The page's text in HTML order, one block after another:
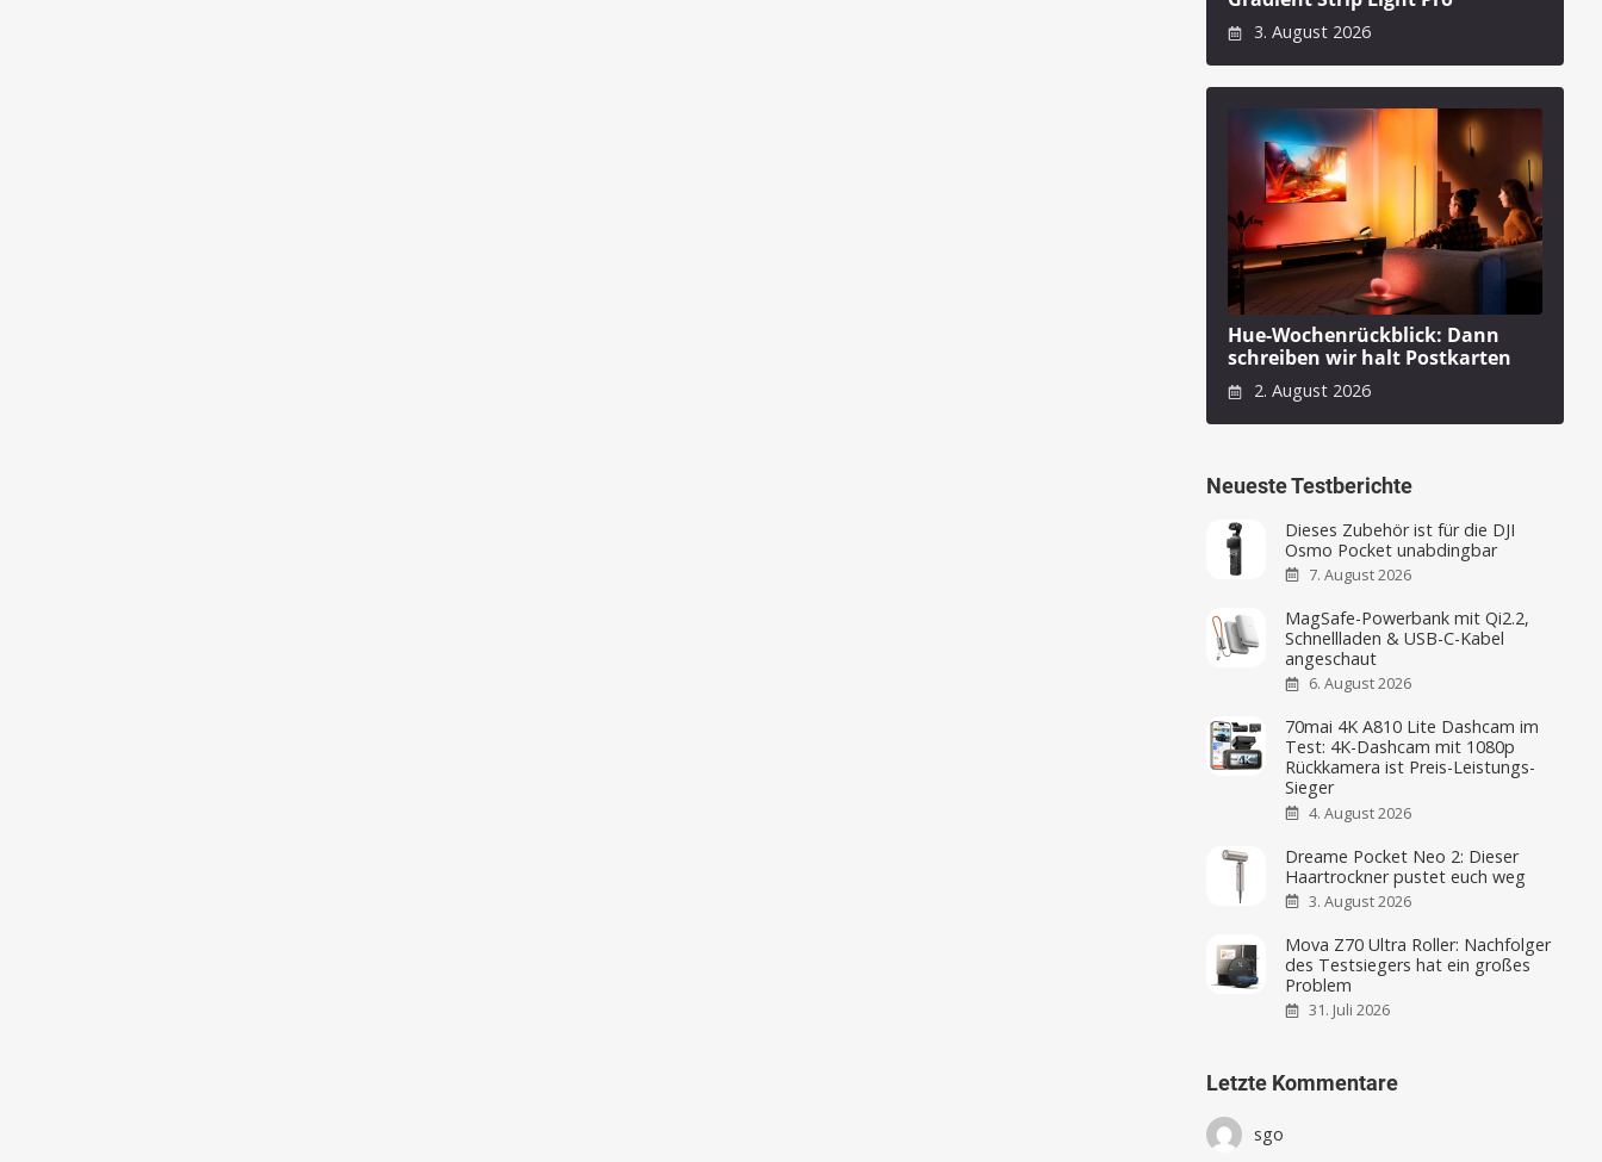
3. August 2026
Hue-Wochenrückblick: Dann
schreiben wir halt Postkarten
2. August 2026
Neueste Testberichte
Dieses Zubehör ist für die DJI
Osmo Pocket unabdingbar
7. August 2026
MagSafe-Powerbank mit Qi2.2,
Schnellladen & USB-C-Kabel
angeschaut
6. August 2026
70mai 4K A810 Lite Dashcam im
Test: 4K-Dashcam mit 1080p
Rückkamera ist Preis-Leistungs-
Sieger
4. August 2026
Dreame Pocket Neo 2: Dieser
Haartrockner pustet euch weg
3. August 2026
Mova Z70 Ultra Roller: Nachfolger
des Testsiegers hat ein großes
Problem
31. Juli 2026
Letzte Kommentare
sgo